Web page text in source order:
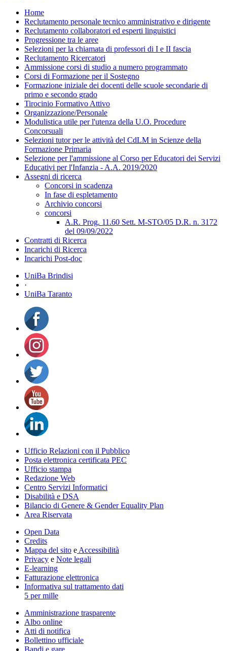
Home
Reclutamento personale tecnico amministrativo e dirigente
Reclutamento collaboratori ed esperti linguistici
Progressione tra le aree
Selezioni per la chiamata di professori di I e II fascia
Reclutamento Ricercatori
Ammissione corsi di studio a numero programmato
Corsi di Formazione per il Sostegno
Formazione iniziale dei docenti delle scuole secondarie di
primo e secondo grado
Tirocinio Formativo Attivo
Organizzazione/Personale
Modulistica utile per l'utenza della U.O. Procedure
Concorsuali
Selezioni tutor per le attività del CdLM in Scienze della
Formazione Primaria
Selezione per l'ammissione al Corso per Educatori dei Servizi
Educativi per l'Infanzia - A.A. 2019/2020
Assegni di ricerca
Concorsi in scadenza
In fase di espletamento
Archivio concorsi
concorsi
A.R. Prog. 11.60 Sett. M-STO/05 D.R. n. 3172
del 09/09/2022
Contratti di Ricerca
Incarichi di Ricerca
Incarichi Post-doc
UniBa Brindisi
·
UniBa Taranto
Ufficio Relazioni con il Pubblico
Posta elettronica certificata PEC
Ufficio stampa
Redazione Web
Centro Servizi Informatici
Disabilità e DSA
Bilancio di Genere & Gender Equality Plan
Area Riservata
Open Data
Credits
Mappa del sito e Accessibilità
Privacy e Note legali
E-learning
Fatturazione elettronica
Informativa sul trattamento dati
5 per mille
Amministrazione trasparente
Albo online
Atti di notifica
Bollettino ufficiale
Bandi e gare